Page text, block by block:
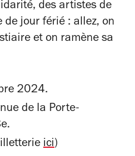
des artistes de
de jour férié : allez, on
et on ramène sa
2024.
de la Porte-
ici)